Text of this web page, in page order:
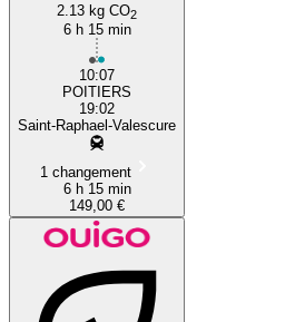
2.13 kg CO2
6 h 15 min
10:07
POITIERS
19:02
Saint-Raphael-Valescure
1 changement
6 h 15 min
149,00 €